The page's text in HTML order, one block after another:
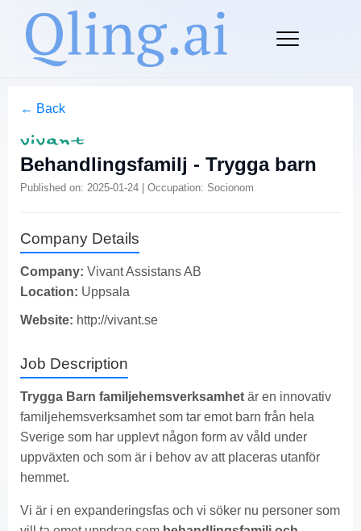
← Back
Behandlingsfamilj - Trygga barn
Published on: 2025-01-24 | Occupation: Socionom
Company Details
Company: Vivant Assistans AB
Location: Uppsala
Website: http://vivant.se
Job Description
Trygga Barn familjehemsverksamhet är en innovativ
familjehemsverksamhet som tar emot barn från hela
Sverige som har upplevt någon form av våld under
uppväxten och som är i behov av att placeras utanför
hemmet.
Vi är i en expanderingsfas och vi söker nu personer som